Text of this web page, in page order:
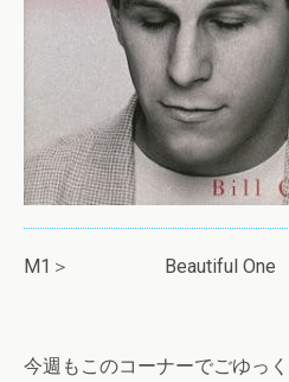
M1＞ Beautiful One /
今週もこのコーナーでごゆっ